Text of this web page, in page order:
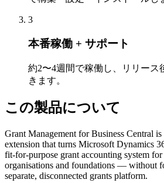
3
本番稼働 + サポート
約2〜4週間で稼働し、リリース
きます。
この製品について
Grant Management for Business Central
extension that turns Microsoft Dynamics
fit-for-purpose grant accounting system
organisations and foundations — without
separate, disconnected grants platform.